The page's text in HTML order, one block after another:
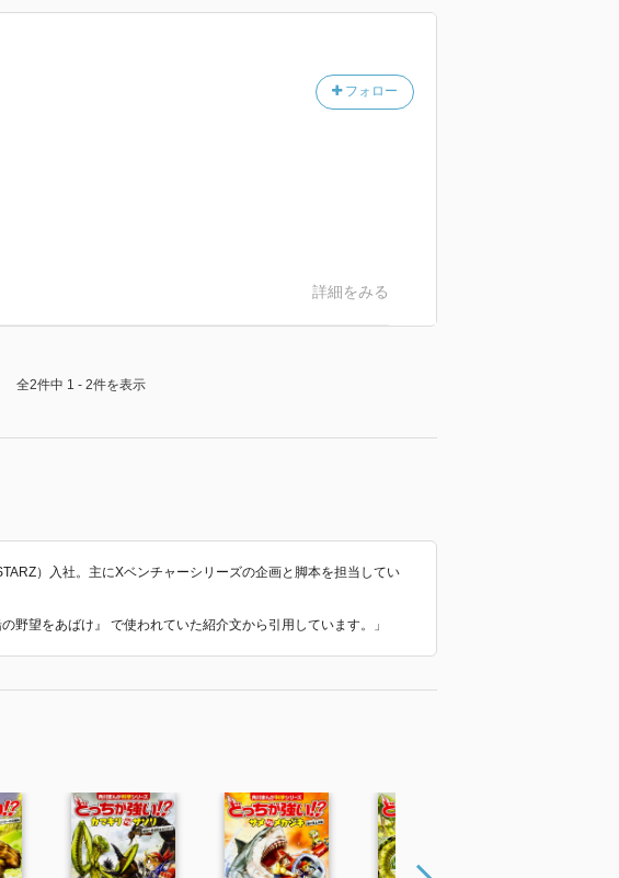
フォロー
詳細をみる
全2件中 1 - 2件を表示
）入社。主にXベンチャーシリーズの企画と脚本を担当してい
野望をあばけ』 で使われていた紹介文から引用しています。」